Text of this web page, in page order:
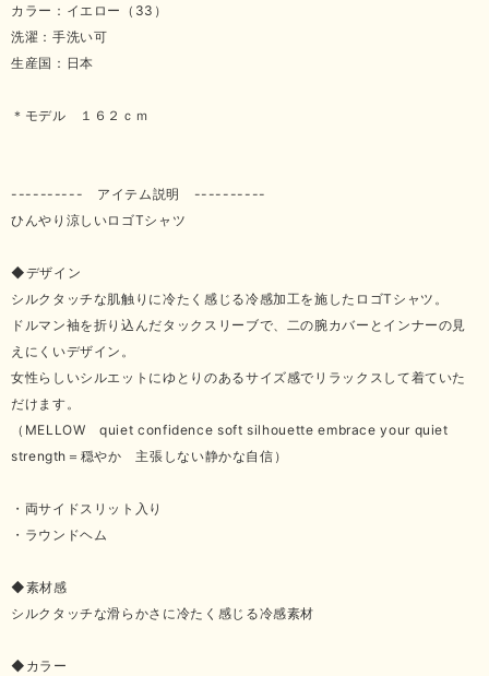
カラー：イエロー（33）
洗濯：手洗い可
生産国：日本
＊モデル １６２ｃｍ
---------- アイテム説明 ----------
ひんやり涼しいロゴTシャツ
◆デザイン
シルクタッチな肌触りに冷たく感じる冷感加工を施したロゴTシャツ。
ドルマン袖を折り込んだタックスリーブで、二の腕カバーとインナーの見
えにくいデザイン。
女性らしいシルエットにゆとりのあるサイズ感でリラックスして着ていた
だけます。
（MELLOW quiet confidence soft silhouette embrace your quiet
strength＝穏やか 主張しない静かな自信）
・両サイドスリット入り
・ラウンドヘム
◆素材感
シルクタッチな滑らかさに冷たく感じる冷感素材
◆カラー